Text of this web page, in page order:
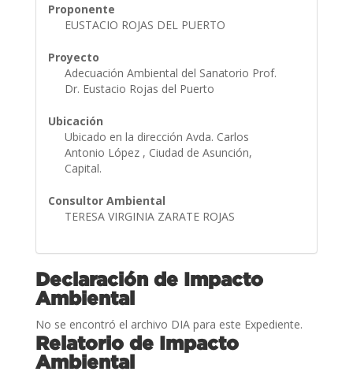
Proponente
EUSTACIO ROJAS DEL PUERTO
Proyecto
Adecuación Ambiental del Sanatorio Prof.
Dr. Eustacio Rojas del Puerto
Ubicación
Ubicado en la dirección Avda. Carlos
Antonio López , Ciudad de Asunción,
Capital.
Consultor Ambiental
TERESA VIRGINIA ZARATE ROJAS
Declaración de Impacto
Ambiental
No se encontró el archivo DIA para este Expediente.
Relatorio de Impacto
Ambiental